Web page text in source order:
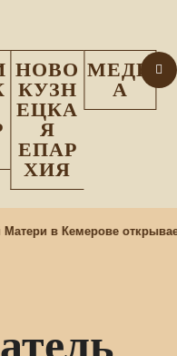
НОВО
КУЗН
ЕЦКА
Я
ЕПАР
ХИЯ
МЕДИ
А
в Кемерове